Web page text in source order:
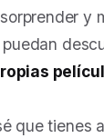
y
que tienes